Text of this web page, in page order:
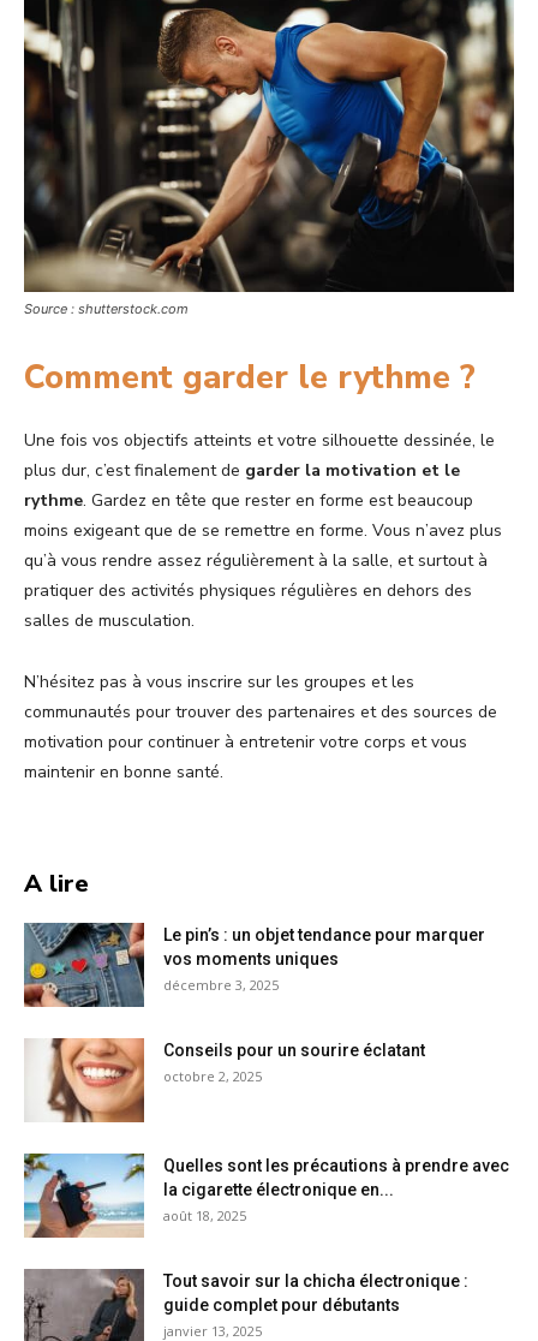
Source : shutterstock.com
Comment garder le rythme ?
Une fois vos objectifs atteints et votre silhouette dessinée, le
plus dur, c’est finalement de garder la motivation et le
rythme. Gardez en tête que rester en forme est beaucoup
moins exigeant que de se remettre en forme. Vous n’avez plus
qu’à vous rendre assez régulièrement à la salle, et surtout à
pratiquer des activités physiques régulières en dehors des
salles de musculation.
N’hésitez pas à vous inscrire sur les groupes et les
communautés pour trouver des partenaires et des sources de
motivation pour continuer à entretenir votre corps et vous
maintenir en bonne santé.
A lire
Le pin’s : un objet tendance pour marquer
vos moments uniques
décembre 3, 2025
Conseils pour un sourire éclatant
octobre 2, 2025
Quelles sont les précautions à prendre avec
la cigarette électronique en...
août 18, 2025
Tout savoir sur la chicha électronique :
guide complet pour débutants
janvier 13, 2025